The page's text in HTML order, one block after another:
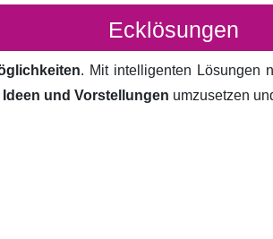
Ecklösungen
. Mit intelligenten Lösungen
Ideen und Vorstellungen umzusetzen